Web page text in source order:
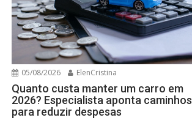
05/08/2026 ElenCristina
Quanto custa manter um carro em
2026? Especialista aponta caminhos
para reduzir despesas